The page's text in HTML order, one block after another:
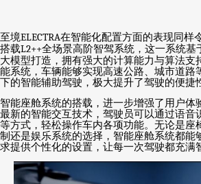
至境ELECTRA在智能化配置方面的表现同样
搭载L2++全场景高阶智驾系统，这一系统基
大模型打造，拥有强大的计算能力与算法支
能系统，车辆能够实现高速公路、城市道路
下的智能辅助驾驶，极大提升了驾驶的便捷
智能座舱系统的搭载，进一步增强了用户体
最新的智能交互技术，驾驶员可以通过语音
等方式，轻松操作车内各项功能。无论是座
制还是娱乐系统的选择，智能座舱系统都能
求提供个性化的设置，让每一次驾驶都充满